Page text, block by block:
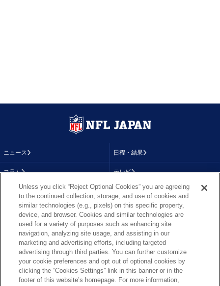
ニュース 日程・結果
コラム テレビ
画像
About NFL
More NFL 特集
TOP お問い合わせ FAQ
Unless you click “Reject Optional Cookies” you are agreeing
to the continued collection, storage, and use of cookies and
similar technologies (e.g., pixels) on this specific property,
device, and browser. Cookies and similar technologies are
used for a variety of purposes such as enhancing site
navigation, analyzing site usage, and assisting in our
marketing and advertising efforts, including targeted
advertising through third parties. You can further customize
your cookie preferences and opt out of optional cookies by
clicking the “Cookies Settings” link in this banner or in the
footer of this website’s homepage. For more information,